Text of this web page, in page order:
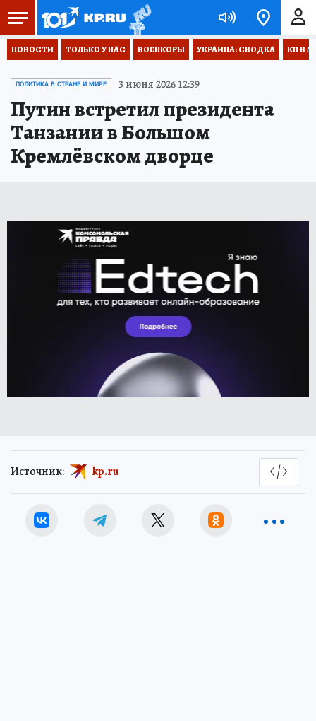
НОВОСТИ ТОЛЬКО У НАС ВОЕНКОРЫ УКРАИНА: СВОДКА КП В
ПОЛИТИКА В СТРАНЕ И МИРЕ 3 июня 2026 12:39
Путин встретил президента
Танзании в Большом
Кремлёвском дворце
Источник: kp.ru